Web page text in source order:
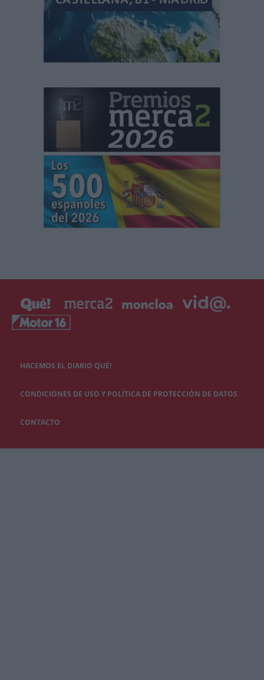
HACEMOS EL DIARIO QUÉ!
CONDICIONES DE USO Y POLÍTICA DE PROTECCIÓN DE DATOS
CONTACTO